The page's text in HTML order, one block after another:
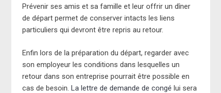
Prévenir ses amis et sa famille et leur offrir un dîner
de départ permet de conserver intacts les liens
particuliers qui devront être repris au retour.
Enfin lors de la préparation du départ, regarder avec
son employeur les conditions dans lesquelles un
retour dans son entreprise pourrait être possible en
cas de besoin. La lettre de demande de congé lui sera